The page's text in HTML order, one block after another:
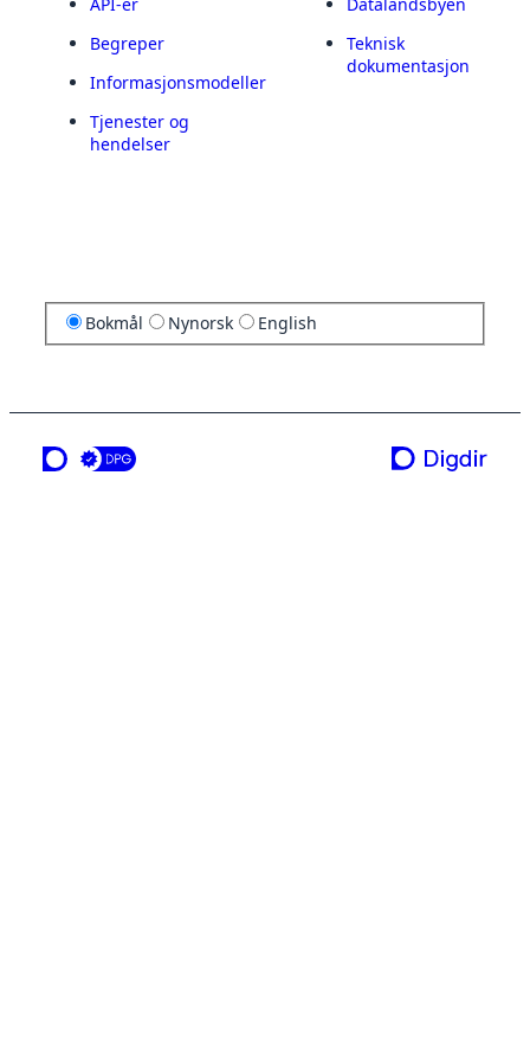
Begreper
Informasjonsmodeller
Tjenester og
hendelser
Teknisk
dokumentasjon
Bokmål Nynorsk English